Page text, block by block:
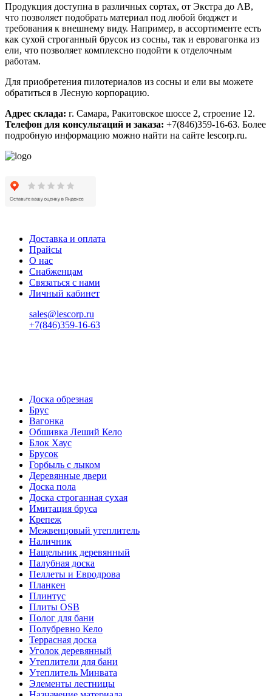
Продукция доступна в различных сортах, от Экстра до АВ,
что позволяет подобрать материал под любой бюджет и
требования к внешнему виду. Например, в ассортименте есть
как сухой строганный брусок из сосны, так и евровагонка из
ели, что позволяет комплексно подойти к отделочным
работам.
Для приобретения пилотериалов из сосны и ели вы можете
обратиться в Лесную корпорацию.
Адрес склада: г. Самара, Ракитовское шоссе 2, строение 12.
Телефон для консультаций и заказа: +7(846)359-16-63. Более
подробную информацию можно найти на сайте lescorp.ru.
Доставка и оплата
Прайсы
О нас
Снабженцам
Связаться с нами
Личный кабинет
sales@lescorp.ru
+7(846)359-16-63
Доска обрезная
Брус
Вагонка
Обшивка Леший Кело
Блок Хаус
Брусок
Горбыль с лыком
Деревянные двери
Доска пола
Доска строганная сухая
Имитация бруса
Крепеж
Межвенцовый утеплитель
Наличник
Нащельник деревянный
Палубная доска
Пеллеты и Евродрова
Планкен
Плинтус
Плиты OSB
Полог для бани
Полубревно Кело
Террасная доска
Уголок деревянный
Утеплители для бани
Утеплитель Минвата
Элементы лестницы